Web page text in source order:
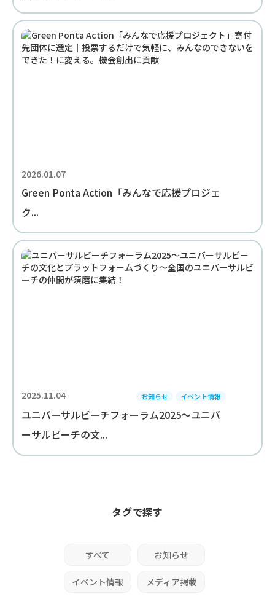
2026.01.07
Green Ponta Action「みんなで応援プロジェ
ク...
2025.11.04 お知らせ イベント情報
ユニバーサルビーチフォーラム2025～ユニバ
ーサルビーチの文...
タグで探す
すべて お知らせ
イベント情報 メディア掲載